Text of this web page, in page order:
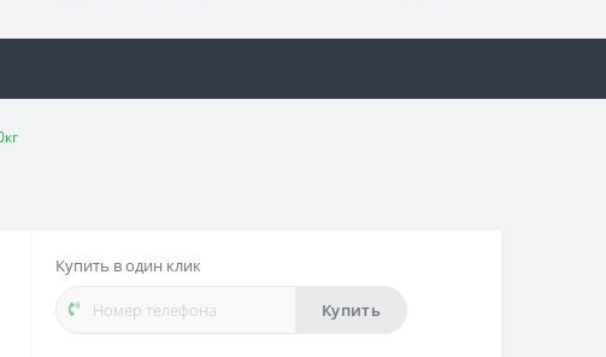
Купить в один клик
Купить